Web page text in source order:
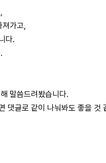
져가고,
다.
말씀드려봤습니다.
댓글로 같이 나눠봐도 좋을 것